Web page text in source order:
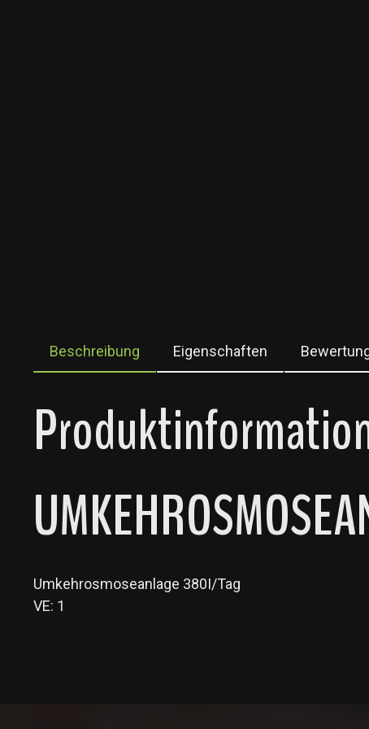
Beschreibung Eigenschaften
Umkehrosmoseanlage 380I/Tag
VE: 1